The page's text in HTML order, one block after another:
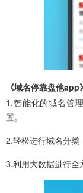
《域名停靠盘他app
1.智能化的域名管
置。
2.轻松进行域名分类
3.利用大数据进行全